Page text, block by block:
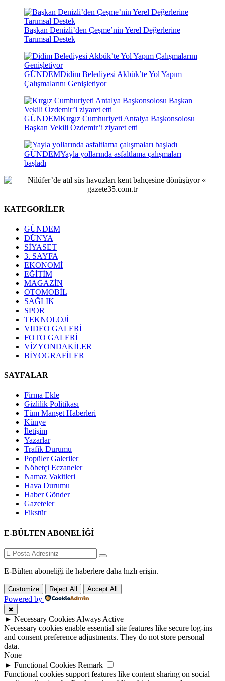
Başkan Denizli’den Çeşme’nin Yerel Değerlerine
Tarımsal Destek
GÜNDEMDidim Belediyesi Akbük’te Yol Yapım
Çalışmalarını Genişletiyor
GÜNDEMKırgız Cumhuriyeti Antalya Başkonsolosu
Başkan Vekili Özdemir’i ziyaret etti
GÜNDEMYayla yollarında asfaltlama çalışmaları
başladı
KATEGORİLER
GÜNDEM
DÜNYA
SİYASET
3. SAYFA
EKONOMİ
EĞİTİM
MAGAZİN
OTOMOBİL
SAĞLIK
SPOR
TEKNOLOJİ
VIDEO GALERİ
FOTO GALERİ
VİZYONDAKİLER
BİYOGRAFİLER
SAYFALAR
Firma Ekle
Gizlilik Politikası
Tüm Manşet Haberleri
Künye
İletişim
Yazarlar
Trafik Durumu
Popüler Galeriler
Nöbetçi Eczaneler
Namaz Vakitleri
Hava Durumu
Haber Gönder
Gazeteler
Fikstür
E-BÜLTEN ABONELİĞİ
E-Bülten aboneliği ile haberlere daha hızlı erişin.
Customize Reject All Accept All
Powered by
✖
► Necessary Cookies Always Active
Necessary cookies enable essential site features like secure log-ins
and consent preference adjustments. They do not store personal
data.
None
► Functional Cookies Remark
Functional cookies support features like content sharing on social